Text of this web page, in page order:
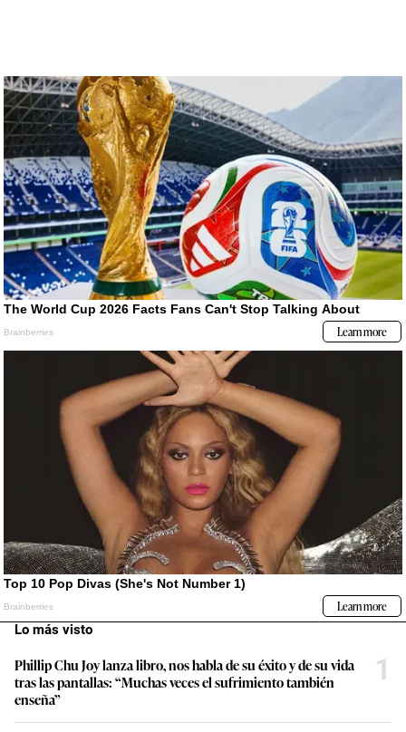
Lo más visto
Phillip Chu Joy lanza libro, nos habla de su éxito y de su vida
tras las pantallas: “Muchas veces el sufrimiento también
enseña”
1